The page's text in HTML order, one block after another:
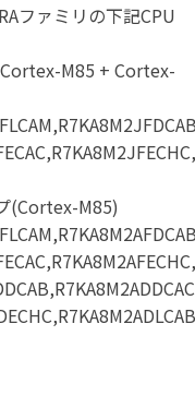
ファミリの下記CPU
M85 + Cortex-
(Cortex-M85)